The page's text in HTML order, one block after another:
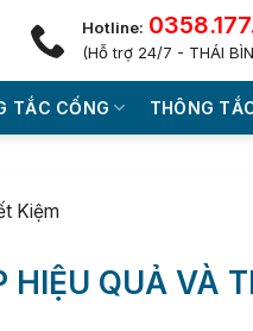
Hotline:
(Hỗ trợ 24/7 - THÁI
TẮC CỐNG THÔNG
Kiệm
QUẢ VÀ